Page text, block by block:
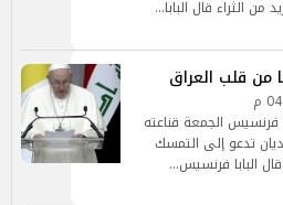
من قلب العراق
فرنسيس الجمعة قناعته
تدعو إلى التمسك
البابا فرنسيس…